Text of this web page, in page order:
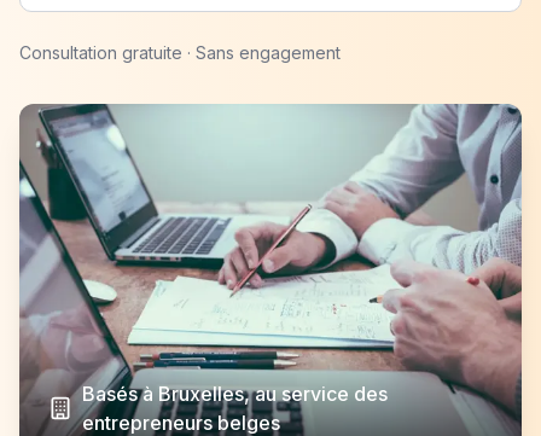
Consultation gratuite · Sans engagement
Basés à Bruxelles, au service des
entrepreneurs belges